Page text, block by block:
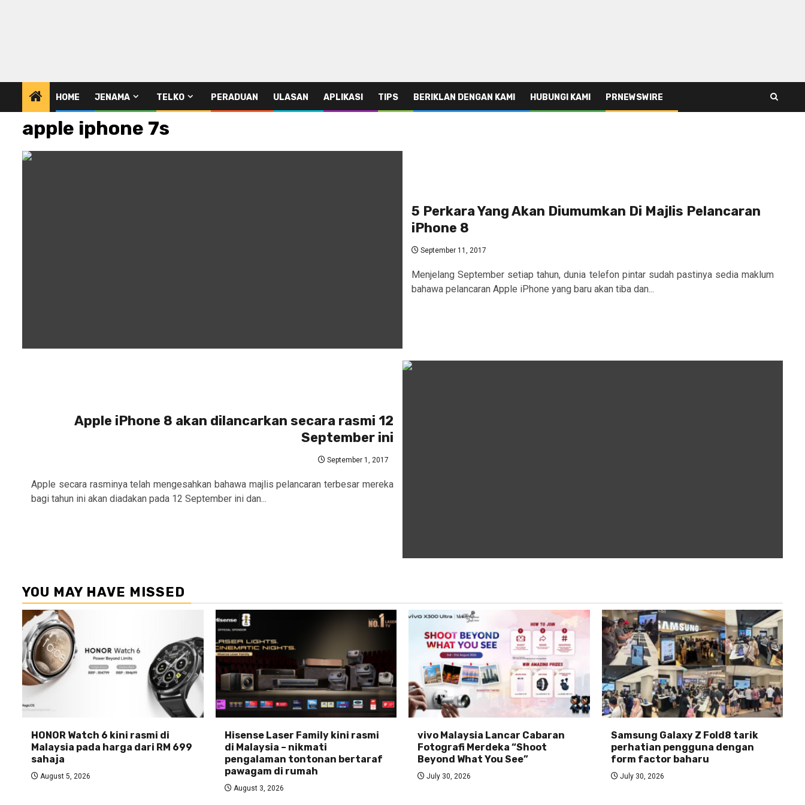
HOME JENAMA TELKO PERADUAN ULASAN APLIKASI TIPS BERIKLAN DENGAN KAMI HUBUNGI KAMI PRNEWSWIRE
apple iphone 7s
5 Perkara Yang Akan Diumumkan Di Majlis Pelancaran
iPhone 8
September 11, 2017
Menjelang September setiap tahun, dunia telefon pintar sudah pastinya sedia maklum
bahawa pelancaran Apple iPhone yang baru akan tiba dan...
Apple iPhone 8 akan dilancarkan secara rasmi 12
September ini
September 1, 2017
Apple secara rasminya telah mengesahkan bahawa majlis pelancaran terbesar mereka
bagi tahun ini akan diadakan pada 12 September ini dan...
YOU MAY HAVE MISSED
HONOR Watch 6 kini rasmi di
Malaysia pada harga dari RM 699
sahaja
August 5, 2026
Hisense Laser Family kini rasmi
di Malaysia – nikmati
pengalaman tontonan bertaraf
pawagam di rumah
August 3, 2026
vivo Malaysia Lancar Cabaran
Fotografi Merdeka “Shoot
Beyond What You See”
July 30, 2026
Samsung Galaxy Z Fold8 tarik
perhatian pengguna dengan
form factor baharu
July 30, 2026